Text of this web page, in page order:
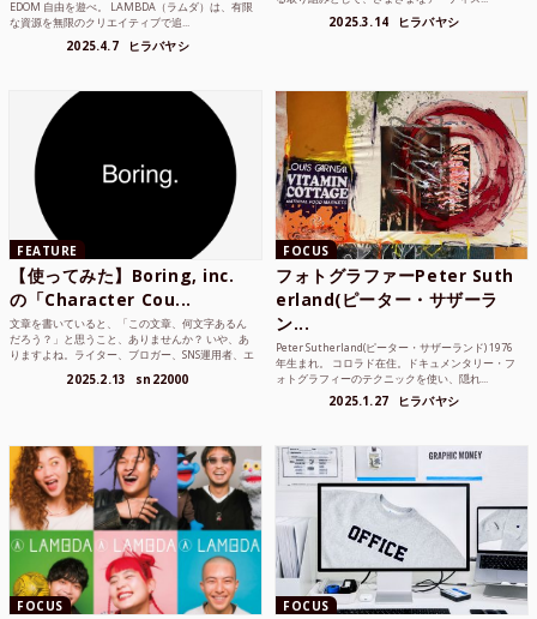
EDOM 自由を遊べ。 LAMBDA（ラムダ）は、有限
な資源を無限のクリエイティブで追...
2025.4.7 ヒラバヤシ
2025.3.14 ヒラバヤシ
FEATURE
【使ってみた】Boring, inc.
の「Character Cou...
文章を書いていると、「この文章、何文字あるん
だろう？」と思うこと、ありませんか？ いや、あ
りますよね。ライター、ブロガー、SNS運用者、エ
2025.2.13 sn22000
FOCUS
フォトグラファーPeter Suth
erland(ピーター・サザーラ
ン...
Peter Sutherland(ピーター・サザーランド) 1976
年生まれ。 コロラド在住。ドキュメンタリー・フ
ォトグラフィーのテクニックを使い、隠れ...
2025.1.27 ヒラバヤシ
FOCUS FOCUS